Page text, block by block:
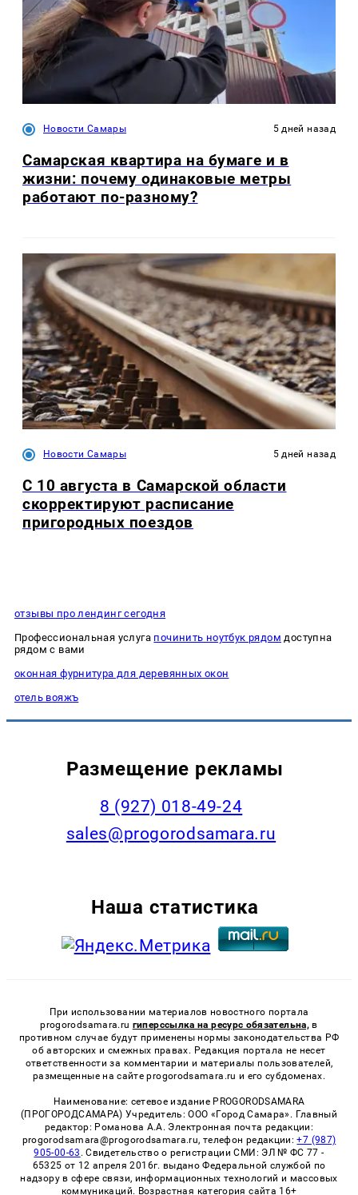
Новости Самары 5 дней назад
Самарская квартира на бумаге и в
жизни: почему одинаковые метры
работают по-разному?
Новости Самары 5 дней назад
С 10 августа в Самарской области
скорректируют расписание
пригородных поездов
отзывы про лендинг сегодня
Профессиональная услуга починить ноутбук рядом доступна
рядом с вами
оконная фурнитура для деревянных окон
отель вояжъ
Размещение рекламы
8 (927) 018-49-24
sales@progorodsamara.ru
Наша статистика
При использовании материалов новостного портала
progorodsamara.ru гиперссылка на ресурс обязательна, в
противном случае будут применены нормы законодательства РФ
об авторских и смежных правах. Редакция портала не несет
ответственности за комментарии и материалы пользователей,
размещенные на сайте progorodsamara.ru и его субдоменах.
Наименование: сетевое издание PROGORODSAMARA
(ПРОГОРОДСАМАРА) Учредитель: ООО «Город Самара». Главный
редактор: Романова А.А. Электронная почта редакции:
progorodsamara@progorodsamara.ru, телефон редакции:+7 (987)
905-00-63 . Свидетельство о регистрации СМИ: ЭЛ № ФС 77 -
65325 от 12 апреля 2016г. выдано Федеральной службой по
надзору в сфере связи, информационных технологий и массовых
коммуникаций. Возрастная категория сайта 16+